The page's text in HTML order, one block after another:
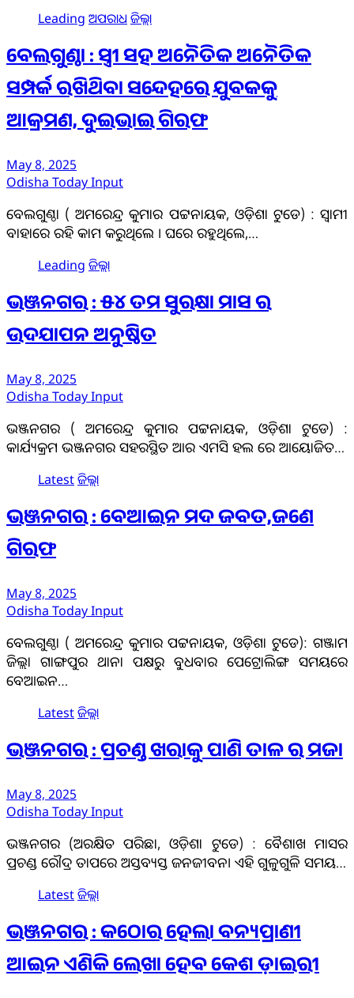
Leading ଅପରାଧ ଜିଲ୍ଲା
ବେଲଗୁଣ୍ଠା : ସ୍ତ୍ରୀ ସହ ଅନୈତିକ ଅନୈତିକ
ସମ୍ପର୍କ ରଖିଥିବା ସନ୍ଦେହରେ ଯୁବକକୁ
ଆକ୍ରମଣ, ଦୁଇଭାଇ ଗିରଫ
May 8, 2025
Odisha Today Input
ବେଲଗୁଣ୍ଠା ( ଅମରେନ୍ଦ୍ର କୁମାର ପଟ୍ଟନାୟକ, ଓଡ଼ିଶା ଟୁଡେ) : ସ୍ବାମୀ
ବାହାରେ ରହି କାମ କରୁଥିଲେ । ଘରେ ରହୁଥିଲେ,…
Leading ଜିଲ୍ଲା
ଭଞ୍ଜନଗର : ୫୪ ତମ ସୁରକ୍ଷା ମାସ ର
ଉଦଯାପନ ଅନୁଷ୍ଠିତ
May 8, 2025
Odisha Today Input
ଭଞ୍ଜନଗର ( ଅମରେନ୍ଦ୍ର କୁମାର ପଟ୍ଟନାୟକ, ଓଡ଼ିଶା ଟୁଡେ) :
କାର୍ଯ୍ୟକ୍ରମ ଭଞ୍ଜନଗର ସହରସ୍ଥିତ ଆର ଏମସି ହଲ ରେ ଆୟୋଜିତ…
Latestଜିଲ୍ଲା
ଭଞ୍ଜନଗର : ବେଆଇନ ମଦ ଜବତ,ଜଣେ
ଗିରଫ
May 8, 2025
Odisha Today Input
ବେଲଗୁଣ୍ଠା ( ଅମରେନ୍ଦ୍ର କୁମାର ପଟ୍ଟନାୟକ, ଓଡ଼ିଶା ଟୁଡେ): ଗଞ୍ଜାମ
ଜିଲ୍ଲା ଗାଙ୍ଗପୁର ଥାନା ପକ୍ଷରୁ ବୁଧବାର ପେଟ୍ରୋଲିଙ୍ଗ ସମୟରେ
ବେଆଇନ…
Latestଜିଲ୍ଲା
ଭଞ୍ଜନଗର : ପ୍ରଚଣ୍ଡ ଖରାକୁ ପାଣି ତାଳ ର ମଜା
May 8, 2025
Odisha Today Input
ଭଞ୍ଜନଗର (ଅରକ୍ଷିତ ପରିଛା, ଓଡ଼ିଶା ଟୁଡେ) : ବୈଶାଖ ମାସର
ପ୍ରଚଣ୍ଡ ରୌଦ୍ର ତାପରେ ଅସ୍ତବ୍ୟସ୍ତ ଜନଜୀବନ। ଏହି ଗୁଳୁଗୁଳି ସମୟ…
Latestଜିଲ୍ଲା
ଭଞ୍ଜନଗର : କଠୋର ହେଲା ବନ୍ୟପ୍ରାଣୀ
ଆଇନ ଏଣିକି ଲେଖା ହେବ କେଶ ଡ଼ାଇରୀ